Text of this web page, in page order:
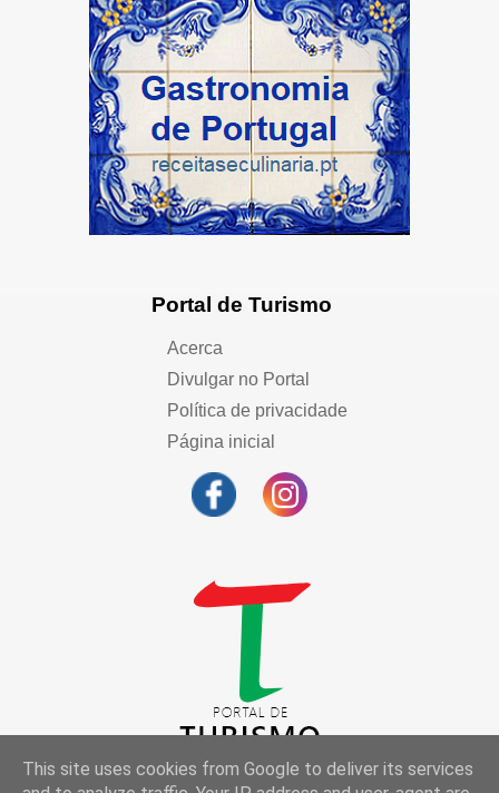
Portal de Turismo
Acerca
Divulgar no Portal
Política de privacidade
Página inicial
© Portal de Turismo
This site uses cookies from Google to deliver its services